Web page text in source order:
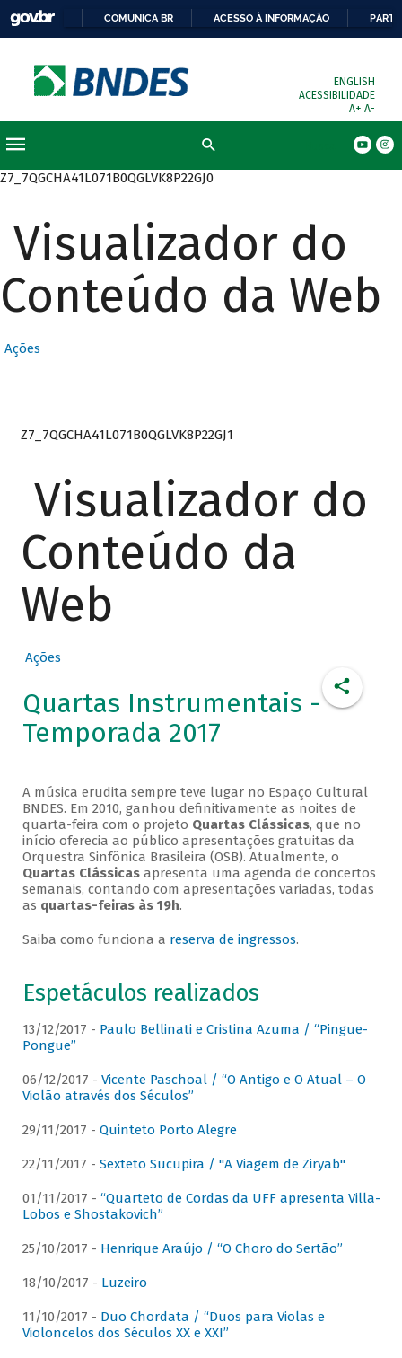
COMUNICA BR ACESSO À INFORMAÇÃO
ENGLISH
ACESSIBILIDADE
A+ A-
Z7_7QGCHA41L071B0QGLVK8P22GJ0
Visualizador do
Conteúdo da Web
Ações
Z7_7QGCHA41L071B0QGLVK8P22GJ1
Visualizador do
Conteúdo da
Web
Ações
Quartas Instrumentais -
Temporada 2017
A música erudita sempre teve lugar no Espaço Cultural
BNDES. Em 2010, ganhou definitivamente as noites de
quarta-feira com o projeto Quartas Clássicas, que no
início oferecia ao público apresentações gratuitas da
Orquestra Sinfônica Brasileira (OSB). Atualmente, o
Quartas Clássicasapresenta uma agenda de concertos
semanais, contando com apresentações variadas, todas
as quartas-feiras às 19h.
Saiba como funciona a reserva de ingressos.
Espetáculos realizados
13/12/2017 - Paulo Bellinati e Cristina Azuma / “Pingue-
Pongue”
06/12/2017 - Vicente Paschoal / “O Antigo e O Atual – O
Violão através dos Séculos”
29/11/2017 - Quinteto Porto Alegre
22/11/2017 - Sexteto Sucupira / "A Viagem de Ziryab"
01/11/2017 - “Quarteto de Cordas da UFF apresenta Villa-
Lobos e Shostakovich”
25/10/2017 - Henrique Araújo / “O Choro do Sertão”
18/10/2017 - Luzeiro
11/10/2017 - Duo Chordata / “Duos para Violas e
Violoncelos dos Séculos XX e XXI”